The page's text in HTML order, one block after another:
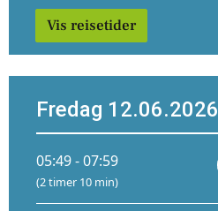
Vis reisetider
Fredag 12.06.2026
05:49 - 07:59
(2 timer 10 min)